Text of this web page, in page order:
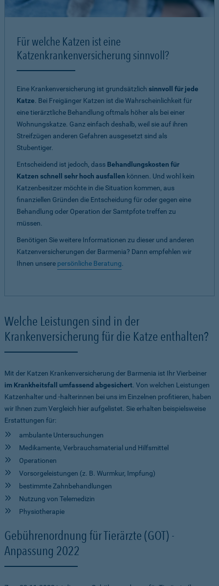
Für welche Katzen ist eine
Katzenkrankenversicherung sinnvoll?
Eine Krankenversicherung ist grundsätzlich sinnvoll für jede
Katze. Bei Freigänger Katzen ist die Wahrscheinlichkeit für
eine tierärztliche Behandlung oftmals höher als bei einer
Wohnungskatze. Ganz einfach deshalb, weil sie auf ihren
Streifzügen anderen Gefahren ausgesetzt sind als
Stubentiger.
Entscheidend ist jedoch, dass Behandlungskosten für
Katzen schnell sehr hoch ausfallen können. Und wohl kein
Katzenbesitzer möchte in die Situation kommen, aus
finanziellen Gründen die Entscheidung für oder gegen eine
Behandlung oder Operation der Samtpfote treffen zu
müssen.
Benötigen Sie weitere Informationen zu dieser und anderen
Katzenversicherungen der Barmenia? Dann empfehlen wir
Ihnen unsere persönliche Beratung.
Welche Leistungen sind in der
Krankenversicherung für die Katze enthalten?
Mit der Katzen Krankenversicherung der Barmenia ist Ihr Vierbeiner
im Krankheitsfall umfassend abgesichert. Von welchen Leistungen
Katzenhalter und -halterinnen bei uns im Einzelnen profitieren, haben
wir Ihnen zum Vergleich hier aufgelistet. Sie erhalten beispielsweise
Erstattungen für:
ambulante Untersuchungen
Medikamente, Verbrauchsmaterial und Hilfsmittel
Operationen
Vorsorgeleistungen (z. B. Wurmkur, Impfung)
bestimmte Zahnbehandlungen
Nutzung von Telemedizin
Physiotherapie
Gebührenordnung für Tierärzte (GOT) -
Anpassung 2022